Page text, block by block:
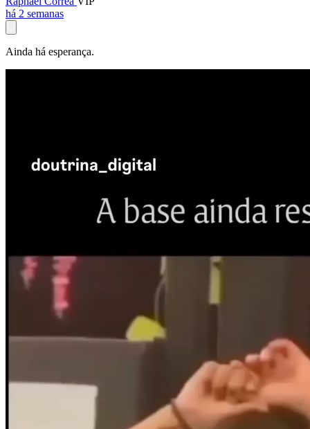
há 2 semanas
Ainda há esperança.